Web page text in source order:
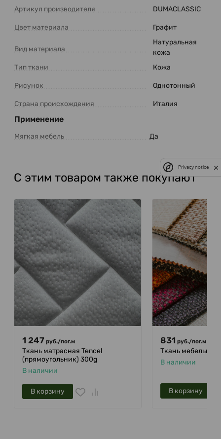
Артикул производителя DUMACLASSIC
Цвет материала Графит
Вид материала
Натуральная
кожа
Тип ткани
Кожа
Рисунок Однотонный
Страна происхождения Италия
Применение
Мягкая мебель Да
С этим товаром также покупают
1 247 руб./пог.м
Ткань матрасная Tencel
(прямоугольник) 300g
В наличии
В корзину
831 руб./пог.м
Ткань мебельная
В наличии
В корзину
Privacy notice